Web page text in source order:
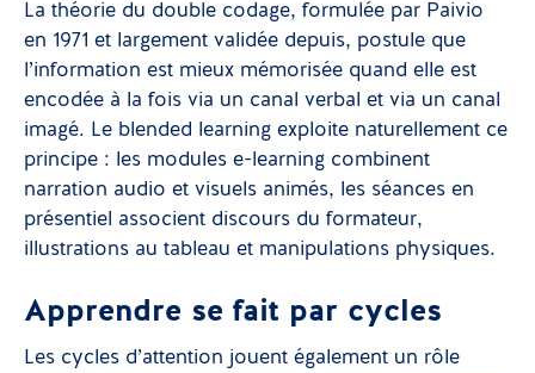
La théorie du double codage, formulée par Paivio
en 1971 et largement validée depuis, postule que
l’information est mieux mémorisée quand elle est
encodée à la fois via un canal verbal et via un canal
imagé. Le blended learning exploite naturellement ce
principe : les modules e-learning combinent
narration audio et visuels animés, les séances en
présentiel associent discours du formateur,
illustrations au tableau et manipulations physiques.
Apprendre se fait par cycles
Les cycles d’attention jouent également un rôle